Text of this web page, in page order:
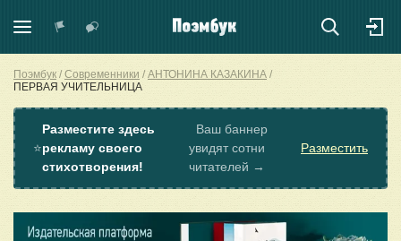
Поэмбук Современники
АНТОНИНА КАЗАКИНА
ПЕРВАЯ УЧИТЕЛЬНИЦА
⭐
Разместите здесь
рекламу своего
стихотворения!
Ваш баннер
увидят сотни
читателей →
Разместить